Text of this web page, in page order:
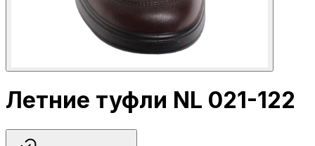
Летние туфли NL 021-122